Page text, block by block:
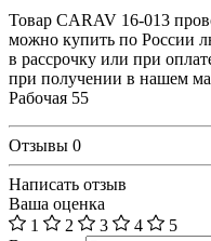
Товар CARAV 16-013
можно купить по России
в рассрочку или при
при получении в нашем
Рабочая 55
Отзывы 0
Написать отзыв
Ваша оценка
1
2 3 4
5